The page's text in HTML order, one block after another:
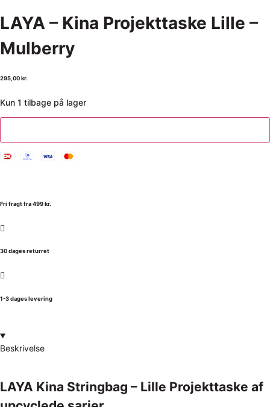
LAYA – Kina Projekttaske Lille –
Mulberry
295,00kr.
Kun 1 tilbage på lager
Fri fragt fra 499 kr.
30 dages returret
1-3 dages levering
Beskrivelse
LAYA Kina Stringbag – Lille Projekttaske af